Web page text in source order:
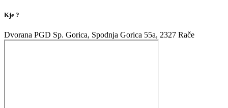
Kje ?
Dvorana PGD Sp. Gorica, Spodnja Gorica 55a, 2327 Rače